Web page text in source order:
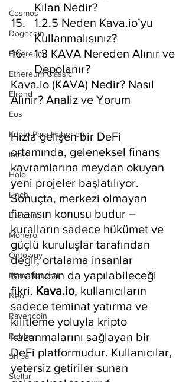
Cosmos
Dogecoin
Ethereum
Ethereum Classic
Elrond
Eos
Kripto Para Haberleri
Iota
Holo
Linch
Litecoin
Monero
Ontology
Matic Network
Neo
Ravencoin
Rehber
Shiba
Stellar
Kılan Nedir?
1.2.5 Neden Kava.io’yu
Kullanmalısınız?
1.3 KAVA Nereden Alınır ve
Depolanır?
Kava.io (KAVA) Nedir? Nasıl
Alınır? Analiz ve Yorum
Hızla gelişen bir DeFi
ortamında, geleneksel finans
kavramlarına meydan okuyan
yeni projeler başlatılıyor.
Sonuçta, merkezi olmayan
finansın konusu budur –
kuralların sadece hükümet ve
güçlü kuruluşlar tarafından
değil, ortalama insanlar
tarafından da yapılabileceği
fikri. Kava.io, kullanıcıların
sadece teminat yatırma ve
kilitleme yoluyla kripto
kazanmalarını sağlayan bir
DeFi platformudur. Kullanıcılar,
yetersiz getiriler sunan